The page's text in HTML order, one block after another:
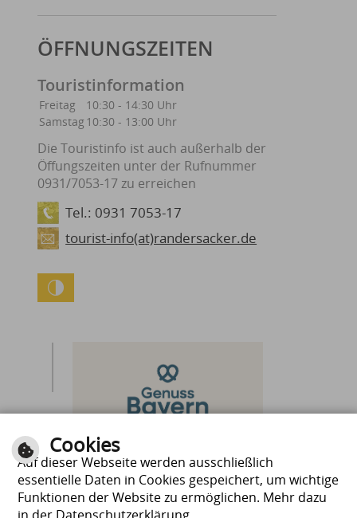
ÖFFNUNGSZEITEN
Touristinformation
Freitag
10:30 - 14:30 Uhr
Samstag10:30 - 13:00 Uhr
Die Touristinfo ist auch außerhalb der
Öffungszeiten unter der Rufnummer
0931/7053-17 zu erreichen
Tel.: 0931 7053-17
tourist-info(at)randersacker.de
Cookies
Auf dieser Webseite werden ausschließlich
essentielle Daten in Cookies gespeichert, um wichtige
Funktionen der Website zu ermöglichen. Mehr dazu